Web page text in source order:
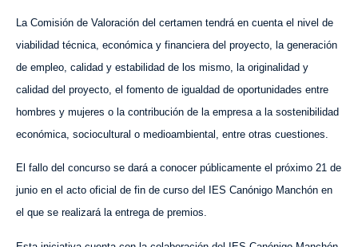
La Comisión de Valoración del certamen tendrá en cuenta el nivel de
viabilidad técnica, económica y financiera del proyecto, la generación
de empleo, calidad y estabilidad de los mismo, la originalidad y
calidad del proyecto , el fomento de igualdad de oportunidades entre
hombres y mujeres o la contribución de la empresa a la sostenibilidad
económica, sociocultural o medioambiental, entre otras cuestiones.
El fallo del concurso se dará a conocer públicamente el próximo 21 de
junio en el acto oficial de fin de curso del IES Canónigo Manchón en
el que se realizará la entrega de premios.